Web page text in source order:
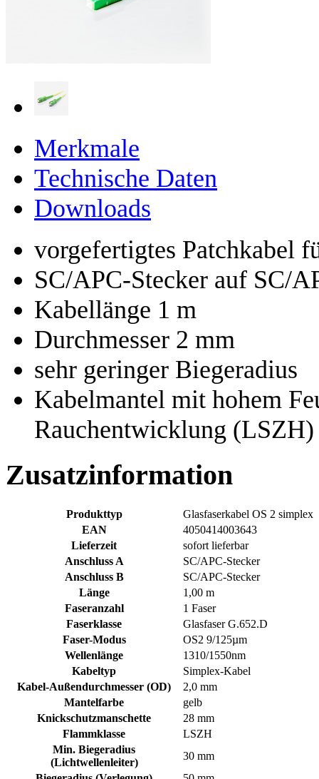
Merkmale
Technische Daten
Downloads
vorgefertigtes Patchkabel
SC/APC-Stecker auf SC/
Kabellänge 1 m
Durchmesser 2 mm
sehr geringer Biegeradius
Kabelmantel mit hohem
Rauchentwicklung (LSZH)
Zusatzinformation
Produkttyp
Glasfaserkabel OS 2 simplex
EAN
4050414003643
Lieferzeit
sofort lieferbar
Anschluss A
SC/APC-Stecker
Anschluss B
SC/APC-Stecker
Länge
1,00 m
Faseranzahl
1 Faser
Faserklasse
Glasfaser G.652.D
Faser-Modus
OS2 9/125µm
Wellenlänge
1310/1550nm
Kabeltyp
Simplex-Kabel
Kabel-Außendurchmesser (OD)
2,0 mm
Mantelfarbe
gelb
Knickschutzmanschette
28 mm
Flammklasse
LSZH
Min. Biegeradius
(Lichtwellenleiter)
30 mm